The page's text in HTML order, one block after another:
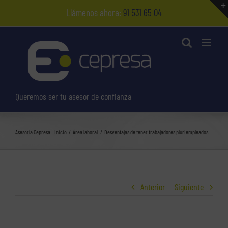
contenido
Llámenos ahora: 91 531 65 04
Queremos ser tu asesor de confianza
Asesoría Cepresa: Inicio Área laboral Desventajas de tener trabajadores pluriempleados
Anterior Siguiente